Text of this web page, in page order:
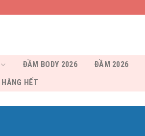
ĐẦM BODY 2026 ĐẦM 2026
HÀNG HẾT